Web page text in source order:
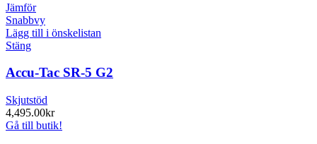
Jämför
Snabbvy
Lägg till i önskelistan
Stäng
Accu-Tac SR-5 G2
Skjutstöd
4,495.00kr
Gå till butik!